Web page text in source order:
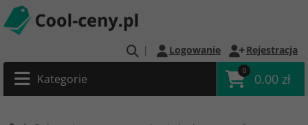
| Logowanie Rejestracja
Kategorie
0
0.00 zł